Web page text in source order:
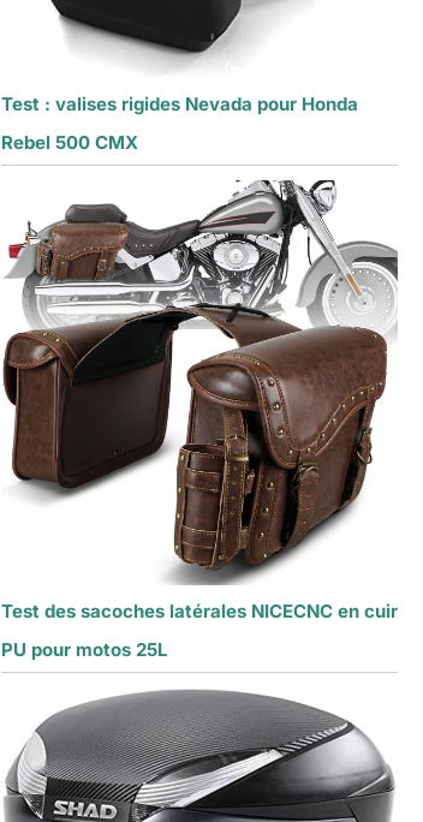
Test : valises rigides Nevada pour Honda
Rebel 500 CMX
Test des sacoches latérales NICECNC en cuir
PU pour motos 25L